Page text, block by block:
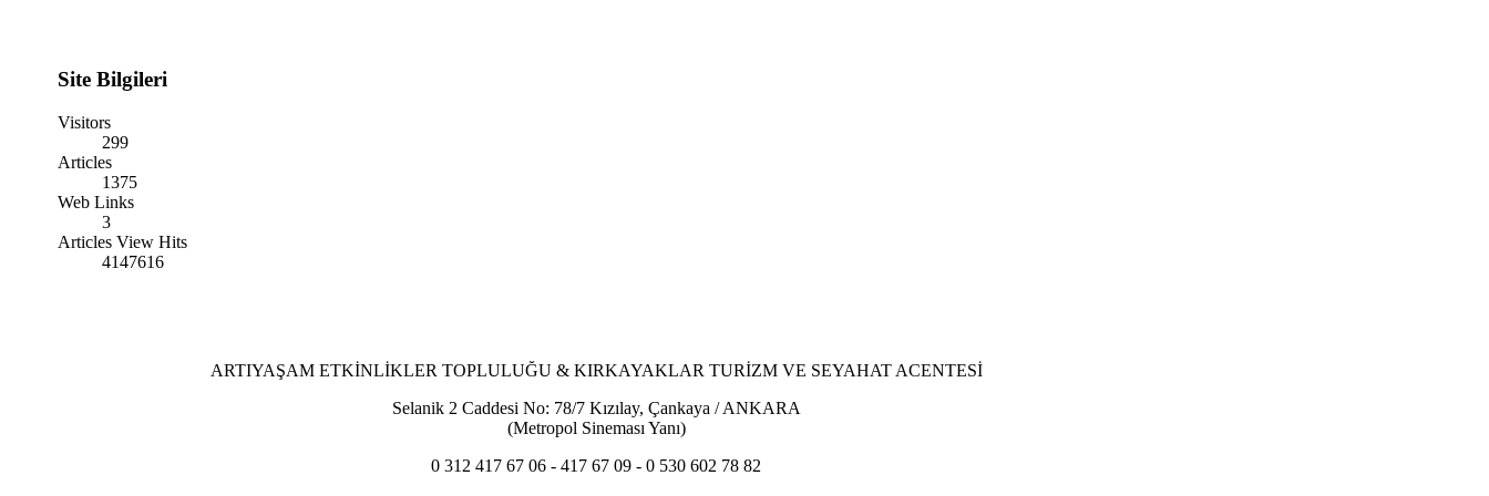
Site Bilgileri
Visitors
299
Articles
1375
Web Links
3
Articles View Hits
4147616
ARTIYAŞAM ETKİNLİKLER TOPLULUĞU & KIRKAYAKLAR TURİZM VE SEYAHAT ACENTESİ
Selanik 2 Caddesi No: 78/7 Kızılay, Çankaya / ANKARA
(Metropol Sineması Yanı)
0 312 417 67 06 - 417 67 09 - 0 530 602 78 82